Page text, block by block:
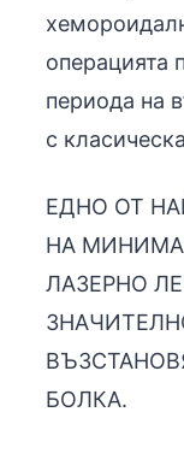
операцията
периода на
с
ЕДНО ОТ
НА
ЛАЗЕРНО
БОЛКА.